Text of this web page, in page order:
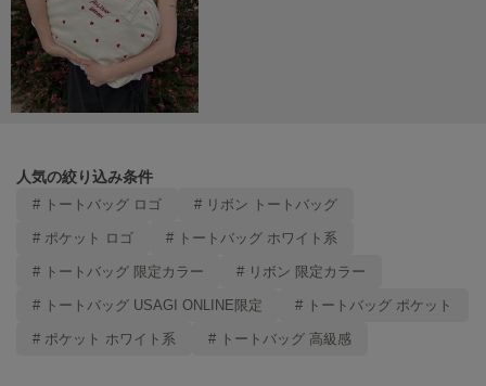
人気の絞り込み条件
# トートバッグ ロゴ # リボン トートバッグ
# ポケット ロゴ # トートバッグ ホワイト系
# トートバッグ 限定カラー # リボン 限定カラー
# トートバッグ USAGI ONLINE限定 # トートバッグ ポケット
# ポケット ホワイト系 # トートバッグ 高級感